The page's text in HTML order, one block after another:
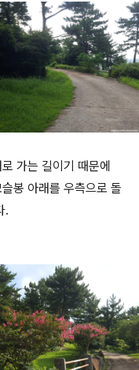
가는 길이기 때문에
봉 아래를 우측으로 돌
.